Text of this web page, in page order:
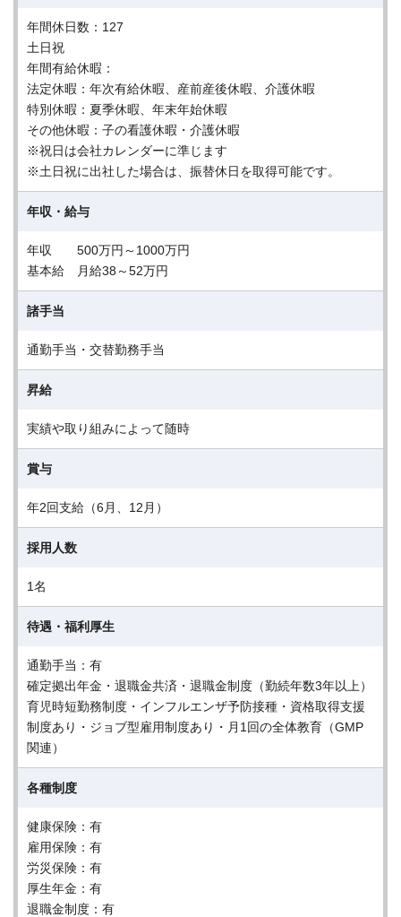
年間休日数：127
土日祝
年間有給休暇：
法定休暇：年次有給休暇、産前産後休暇、介護休暇
特別休暇：夏季休暇、年末年始休暇
その他休暇：子の看護休暇・介護休暇
※祝日は会社カレンダーに準じます
※土日祝に出社した場合は、振替休日を取得可能です。
年収・給与
年収 500万円～1000万円
基本給 月給38～52万円
諸手当
通勤手当・交替勤務手当
昇給
実績や取り組みによって随時
賞与
年2回支給（6月、12月）
採用人数
1名
待遇・福利厚生
通勤手当：有
確定拠出年金・退職金共済・退職金制度（勤続年数3年以上）
育児時短勤務制度・インフルエンザ予防接種・資格取得支援
制度あり・ジョブ型雇用制度あり・月1回の全体教育（GMP
関連）
各種制度
健康保険：有
雇用保険：有
労災保険：有
厚生年金：有
退職金制度：有